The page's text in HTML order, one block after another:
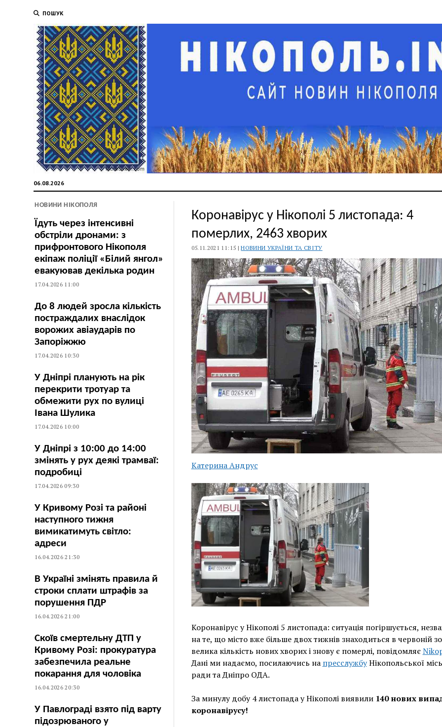
ПОШУК
06.08.2026
НОВИНИ НІКОПОЛЯ
Їдуть через інтенсивні
обстріли дронами: з
прифронтового Нікополя
екіпаж поліції «Білий янгол»
евакуював декілька родин
17.04.2026 11:00
До 8 людей зросла кількість
постраждалих внаслідок
ворожих авіаударів по
Запоріжжю
17.04.2026 10:30
У Дніпрі планують на рік
перекрити тротуар та
обмежити рух по вулиці
Івана Шулика
17.04.2026 10:00
У Дніпрі з 10:00 до 14:00
змінять у рух деякі трамваї:
подробиці
17.04.2026 09:30
У Кривому Розі та районі
наступного тижня
вимикатимуть світло:
адреси
16.04.2026 21:30
В Україні змінять правила й
строки сплати штрафів за
порушення ПДР
16.04.2026 21:00
Скоїв смертельну ДТП у
Кривому Розі: прокуратура
забезпечила реальне
покарання для чоловіка
16.04.2026 20:30
У Павлограді взято під варту
підозрюваного у
Коронавірус у Нікополі 5 листопада: 4
померлих, 2463 хворих
05.11.2021 11:15 |НОВИНИ УКРАЇНИ ТА СВІТУ
Катерина Андрус
Коронавірус у Нікополі 5 листопада: ситуація погіршується,
на те, що місто вже більше двох тижнів знаходиться в червоній
велика кількість нових хворих і знову є померлі, повідомляє
Дані ми надаємо, посилаючись на пресслужбуНікопольської
ради та Дніпро ОДА.
За минулу добу 4 листопада у Нікополі виявили 140 нових
коронавірусу!